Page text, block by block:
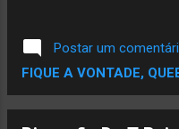
Friend Of
Nacional
usaram
são muito
Postar um
FIQUE A VONTADE,